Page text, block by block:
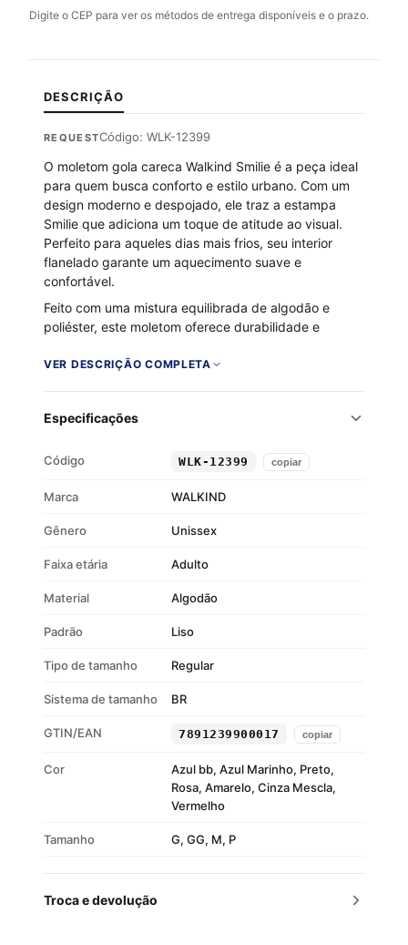
Digite o CEP para ver os métodos de entrega disponíveis e o prazo.
DESCRIÇÃO
REQUESTCódigo: WLK-12399
O moletom gola careca Walkind Smilie é a peça ideal
para quem busca conforto e estilo urbano. Com um
design moderno e despojado, ele traz a estampa
Smilie que adiciona um toque de atitude ao visual.
Perfeito para aqueles dias mais frios, seu interior
flanelado garante um aquecimento suave e
confortável.
Feito com uma mistura equilibrada de algodão e
poliéster, este moletom oferece durabilidade e
um ajuste seguro, mantendo o estilo despojado. Seja
do estilo.
Tecido 50% algodão e 50% poliéster
Interior flanelado para maior conforto
Gola careca clássica
VER DESCRIÇÃO COMPLETA
Especificações
Código WLK-12399 copiar
Marca WALKIND
Gênero Unissex
Faixa etária Adulto
Material Algodão
Padrão Liso
Tipo de tamanho Regular
Sistema de tamanho BR
GTIN/EAN 7891239900017 copiar
Cor
Azul bb, Azul Marinho, Preto,
Rosa, Amarelo, Cinza Mescla,
Vermelho
Tamanho G, GG, M, P
Troca e devolução